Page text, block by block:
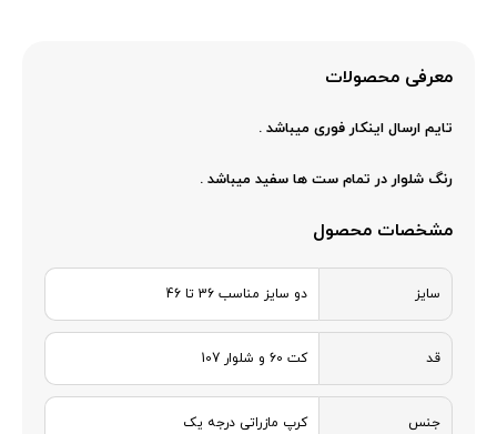
معرفی محصولات
تایم ارسال اینکار فوری میباشد .
رنگ شلوار در تمام ست ها سفید میباشد .
مشخصات محصول
سایز دو سایز مناسب 36 تا 46
قد کت 60 و شلوار 107
جنس کرپ مازراتی درجه یک